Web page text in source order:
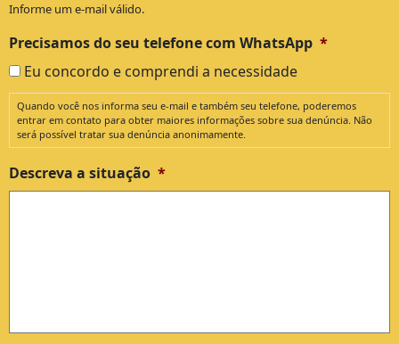
Informe um e-mail válido.
Precisamos do seu telefone com WhatsApp *
Eu concordo e comprendi a necessidade
Quando você nos informa seu e-mail e também seu telefone, poderemos
entrar em contato para obter maiores informações sobre sua denúncia. Não
será possível tratar sua denúncia anonimamente.
Descreva a situação *